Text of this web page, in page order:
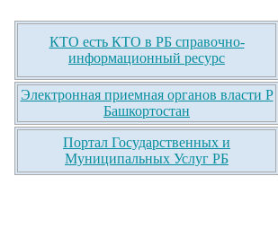
КТО есть КТО в РБ справочно-
информационный ресурс
Электронная приемная органов власти Р
Башкортостан
Портал Государственных и
Муниципальных Услуг РБ